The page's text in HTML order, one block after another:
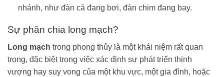
nhánh, như đàn cá đang bơi, đàn chim đang bay.
Sự phân chia long mạch?
Long mạch trong phong thủy là một khái niệm rất quan
trọng, đặc biệt trong việc xác định sự phát triển thịnh
vượng hay suy vong của một khu vực, một gia đình, hoặc